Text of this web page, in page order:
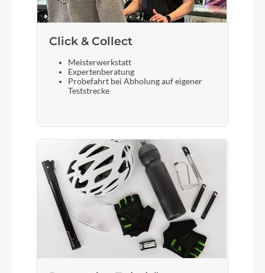
Akku
Laufradgröße
ACID SIC 2.0 RILink
Schalthebel
Shimano Deore SL-M6100
Bremshebel
Click & Collect
Meisterwerkstatt
Expertenberatung
Probefahrt bei Abholung auf eigener
Teststrecke